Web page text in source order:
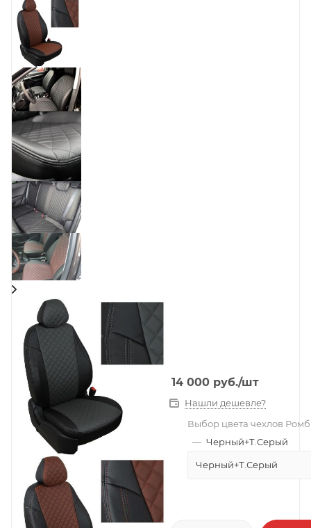
14 000 руб./шт
Нашли дешевле?
Выбор цвета чехлов Ромб
— Черный+Т.Серый
Черный+Т.Серый